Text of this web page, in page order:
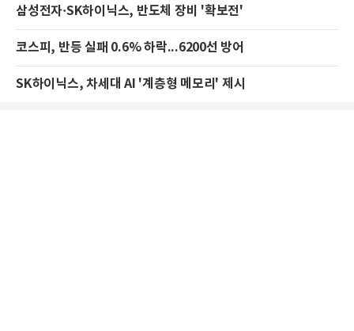
삼성전자·SK하이닉스, 반도체 장비 '확보전'
코스피, 반등 실패 0.6% 하락...6200선 방어
SK하이닉스, 차세대 AI '계층형 메모리' 제시